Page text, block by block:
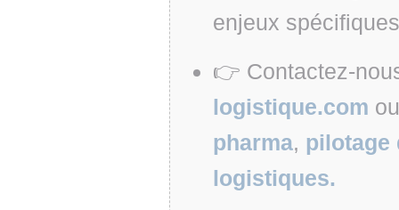
enjeux
👉 Contactez-
logistique.com
pharma, pilotage
logistiques.